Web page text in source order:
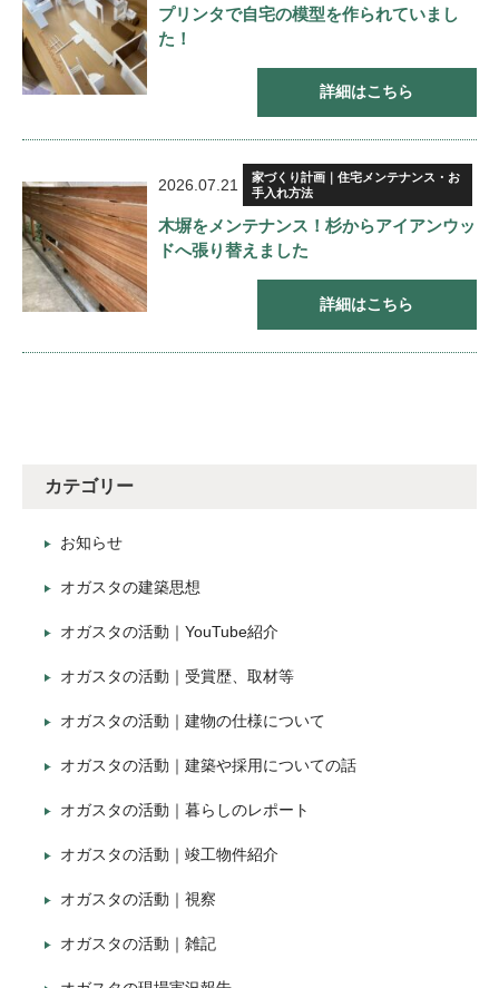
プリンタで自宅の模型を作られていまし
た！
詳細はこちら
2026.07.21
家づくり計画｜住宅メンテナンス・お
手入れ方法
木塀をメンテナンス！杉からアイアンウッ
ドへ張り替えました
詳細はこちら
カテゴリー
お知らせ
オガスタの建築思想
オガスタの活動｜YouTube紹介
オガスタの活動｜受賞歴、取材等
オガスタの活動｜建物の仕様について
オガスタの活動｜建築や採用についての話
オガスタの活動｜暮らしのレポート
オガスタの活動｜竣工物件紹介
オガスタの活動｜視察
オガスタの活動｜雑記